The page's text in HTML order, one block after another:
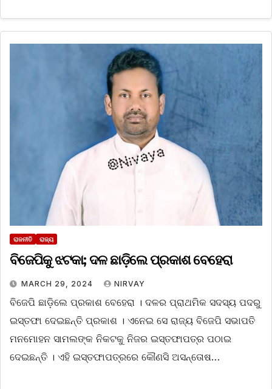
ରାଜନୀତି ରାଜ୍ୟ
ବିଜେପିକୁ ଝଟକା; ଦଳ ଛାଡ଼ିଲେ ପ୍ରକାଶ ବେହେରା
MARCH 29, 2024 NIRVAY
ବିଜେପି ଛାଡ଼ିଲେ ପ୍ରକାଶ ବେହେରା । ଦଳର ପ୍ରାଥମିକ ସଦସ୍ୟ ପଦରୁ
ଇସ୍ତଫା ଦେଇଛନ୍ତି ପ୍ରକାଶ । ଏନେଇ ସେ ରାଜ୍ୟ ବିଜେପି ସଭାପତି
ମନମୋହନ ସାମଲଙ୍କ ନିକଟକୁ ନିଜର ଇସ୍ତଫାପତ୍ର ପଠାଇ
ଦେଇଛନ୍ତି । ଏହି ଇସ୍ତଫାପତ୍ରରେ କୌଣସି ଅସନ୍ତୋଷ…